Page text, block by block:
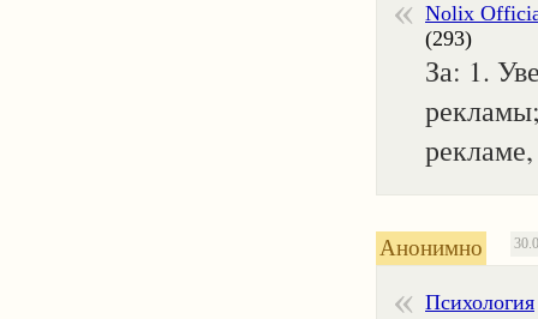
Nolix
(293)
За: 1.
Анонимно
Психология